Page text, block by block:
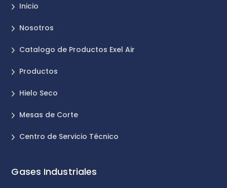
Inicio
Nosotros
Catalogo de Productos Exel Air
Productos
Hielo Seco
Mesas de Corte
Centro de Servicio Técnico
Gases Industriales